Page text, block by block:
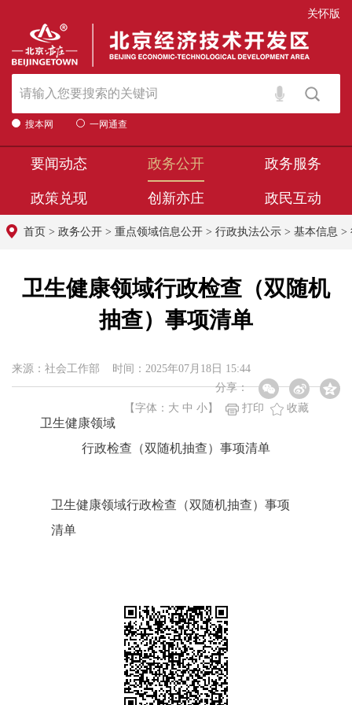
关怀版
搜本网 一网通查
要闻动态 政务公开 政务服务
政策兑现 创新亦庄 政民互动
首页 > 政务公开 > 重点领域信息公开 > 行政执法公示 > 基本信息 >
卫生健康领域行政检查（双随机
抽查）事项清单
来源：社会工作部 时间：2025年07月18日 15:44
分享：
【字体： 大 中 小 】 打印 收藏
卫生健康领域
行政检查（双随机抽查）事项清单
卫生健康领域行政检查（双随机抽查）事项
清单